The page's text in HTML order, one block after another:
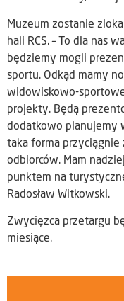
Muzeum zostanie
hali RCS. – To dla nas
będziemy mogli
sportu. Odkąd mamy
widowiskowo-
projekty. Będą
dodatkowo planujemy
taka forma przyciągnie
odbiorców. Mam
punktem na
Radosław Witkowski.
Zwycięzca przetargu
miesiące.